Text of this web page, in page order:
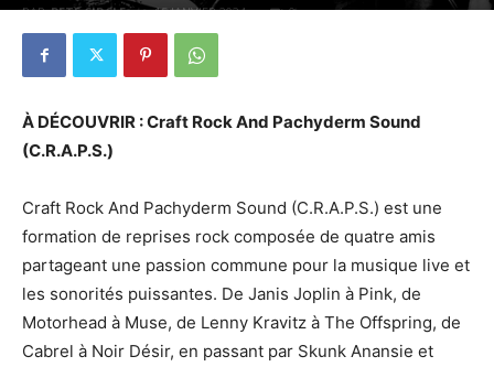
PAR PETE CIRCLE 15 JANVIER 2024 0
À DÉCOUVRIR : Craft Rock And Pachyderm Sound
(C.R.A.P.S.)
Craft Rock And Pachyderm Sound (C.R.A.P.S.) est une
formation de reprises rock composée de quatre amis
partageant une passion commune pour la musique live et
les sonorités puissantes. De Janis Joplin à Pink, de
Motorhead à Muse, de Lenny Kravitz à The Offspring, de
Cabrel à Noir Désir, en passant par Skunk Anansie et